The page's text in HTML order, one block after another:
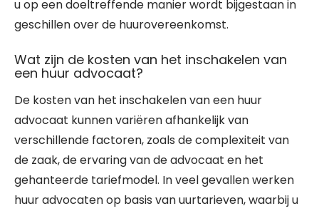
u op een doeltreffende manier wordt bijgestaan in
geschillen over de huurovereenkomst.
Wat zijn de kosten van het inschakelen van
een huur advocaat?
De kosten van het inschakelen van een huur
advocaat kunnen variëren afhankelijk van
verschillende factoren, zoals de complexiteit van
de zaak, de ervaring van de advocaat en het
gehanteerde tariefmodel. In veel gevallen werken
huur advocaten op basis van uurtarieven, waarbij u